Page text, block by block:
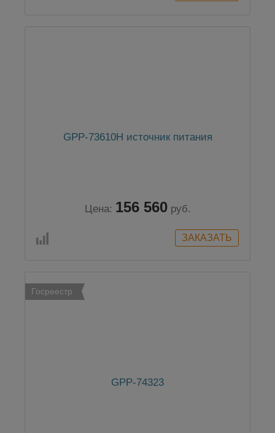
GPP-73610H источник питания
Цена: 156 560 руб.
Госреестр
GPP-74323